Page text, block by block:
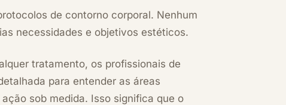
de contorno corporal. Nenhum
necessidades e objetivos estéticos.
tratamento, os profissionais de
para entender as áreas
sob medida. Isso significa que o